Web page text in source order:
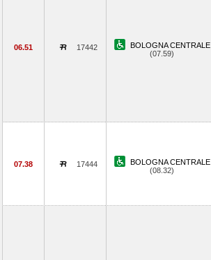
06.51 17442
BOLOGNA CENTRALE
(07.59)
07.38 17444
BOLOGNA CENTRALE
(08.32)